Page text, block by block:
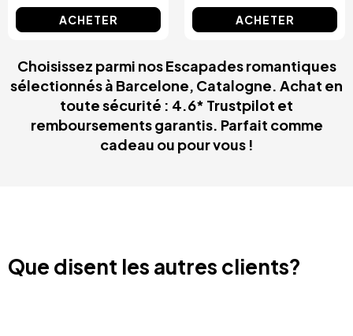
ACHETER ACHETER
Choisissez parmi nos Escapades romantiques
sélectionnés à Barcelone, Catalogne. Achat en
toute sécurité : 4.6* Trustpilot et
remboursements garantis. Parfait comme
cadeau ou pour vous !
Que disent les autres clients?